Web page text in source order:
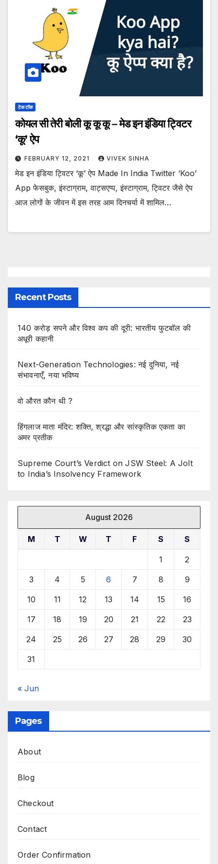
टेक टॉक
कोयल सी तेरी बोली कू कू कू – मेड इन इंडिया ट्विटर
‘कू’ ऐप
FEBRUARY 12, 2021 VIVEK SINHA
मेड इन इंडिया ट्विटर ‘कू’ ऐप Made In India Twitter ‘Koo’
App फेसबुक, इंस्टाग्राम, वाट्सएप्प, इंस्टाग्राम, ट्विटर जैसे ऐप
आज लोगों के जीवन में इस तरह आम दिनचर्या में शामिल…
Recent Posts
140 करोड़ सपने और विश्व कप की दूरी: भारतीय फुटबॉल की
अधूरी कहानी
Next-Generation Technologies: नई दुनिया, नई
संभावनाएँ, नया भविष्य
वो औरत कौन थी ?
हिंगलाज माता मंदिर: शक्ति, श्रद्धा और सांस्कृतिक एकता का
अमर प्रतीक
Supreme Court’s Verdict on JSW Steel: A Jolt
to India’s Insolvency Framework
August 2026
M T W T F S S
1 2
3 4 5 6 7 8 9
10 11 12 13 14 15 16
17 18 19 20 21 22 23
24 25 26 27 28 29 30
31
« Jun
Pages
About
Blog
Checkout
Contact
Order Confirmation